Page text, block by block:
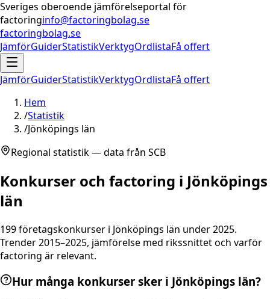
Sveriges oberoende jämförelseportal för
factoringinfo@factoringbolag.se
factoringbolag.se
JämförGuiderStatistikVerktygOrdlistaFå offert
JämförGuiderStatistikVerktygOrdlistaFå offert
Hem
/Statistik
/Jönköpings län
Regional statistik — data från SCB
Konkurser och factoring i Jönköpings
län
199företagskonkurser i Jönköpings län under 2025.
Trender 2015–2025, jämförelse med rikssnittet och varför
factoring är relevant.
Hur många konkurser sker i Jönköpings län?